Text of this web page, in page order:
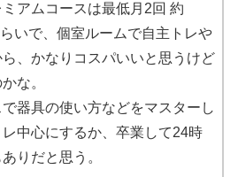
アムコースは最低月2回 約
いで、個室ルームで自主トレや
ら、かなりコスパいいと思うけど
な。
器具の使い方などをマスターし
中心にするか、卒業して24時
りだと思う。